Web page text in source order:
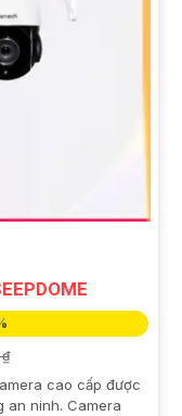
cao cấp được
an ninh. Camera